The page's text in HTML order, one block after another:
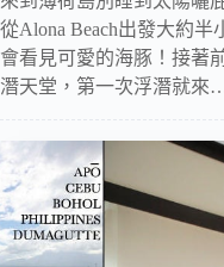
從Alona Beach出發大約
會看見可愛的海豚！接著
潛天堂，第一次浮潛就來